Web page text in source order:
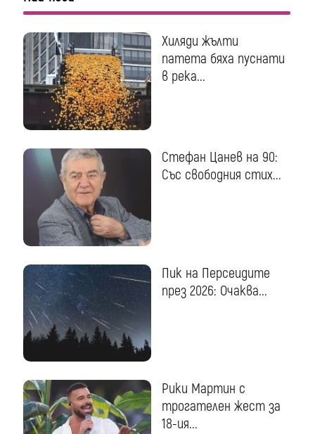
Хиляди жълти
патета бяха пуснати
в река...
Стефан Цанев на 90:
Със свободния стих...
Пик на Персеидите
през 2026: Очаква...
Рики Мартин с
трогателен жест за
18-ия...